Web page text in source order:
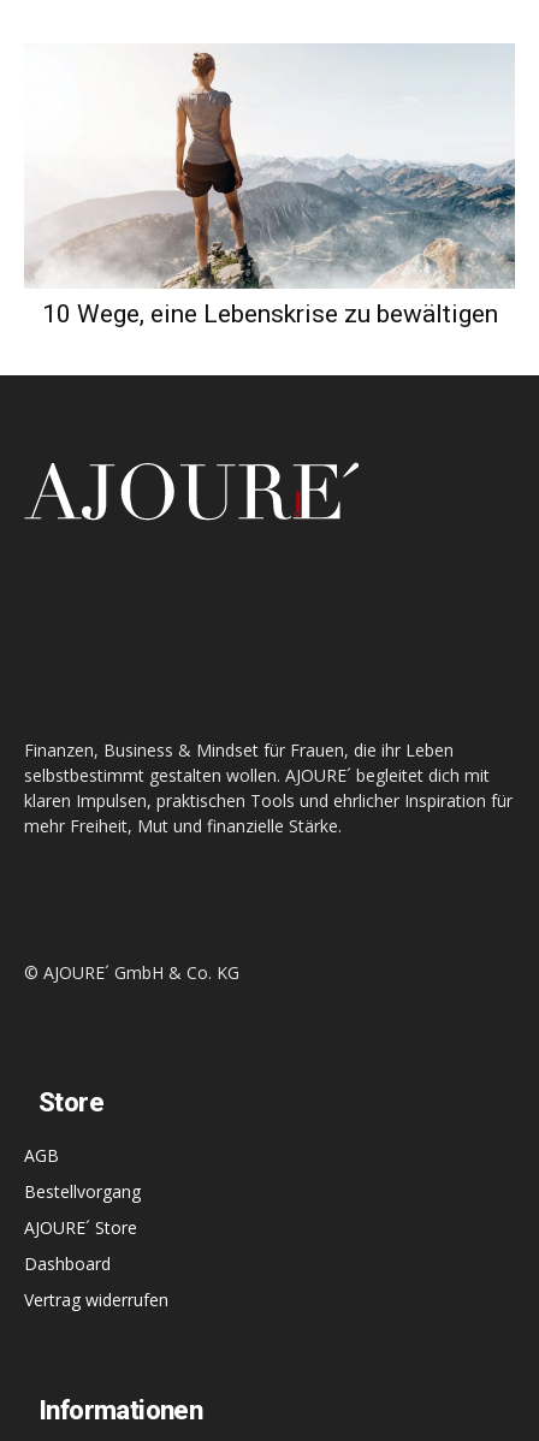
10 Wege, eine Lebenskrise zu bewältigen
Finanzen, Business & Mindset für Frauen, die ihr Leben
selbstbestimmt gestalten wollen. AJOURE´ begleitet dich mit
klaren Impulsen, praktischen Tools und ehrlicher Inspiration für
mehr Freiheit, Mut und finanzielle Stärke.
© AJOURE´ GmbH & Co. KG
Store
AGB
Bestellvorgang
AJOURE´ Store
Dashboard
Vertrag widerrufen
Informationen